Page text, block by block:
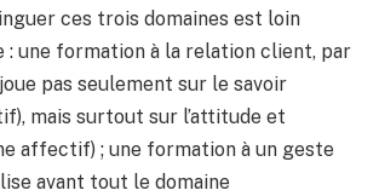
ces trois domaines est loin
: une formation à la relation client, par
pas seulement sur le savoir
mais surtout sur l’attitude et
affectif) ; une formation à un geste
avant tout le domaine